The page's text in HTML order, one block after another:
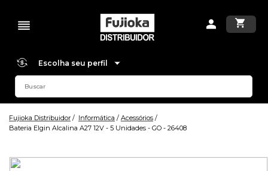
Escolha seu perfil
Fujioka Distribuidor Informática
Acessórios
Bateria Elgin Alcalina A27 12V - 5 Unidades - GO - 26408